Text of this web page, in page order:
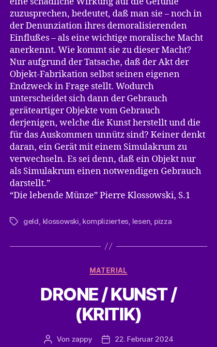
zuzusprechen, bedeutet, daß man sie – noch in
der Denunziation ihres demoralisierenden
Einflußes – als eine wichtige moralische Macht
anerkennt. Wie kommt sie zu dieser Macht?
Nur aufgrund der Tatsache, daß der Akt der
Objekt-Fabrikation selbst seinen eigenen
Endzweck in Frage stellt. Wodurch
unterscheidet sich dann der Gebrauch
geräteartiger Objekte vom Gebrauch
derjenigen, welche die Kunst herstellt und die
für das Auskommen unnütz sind? Keiner denkt
daran, ein Gerät mit einem Simulakrum zu
verwechseln. Es sei denn, daß ein Objekt nur
als Simulakrum einen notwendigen Gebrauch
darstellt.”
“Die lebende Münze” Pierre Klossowski, S.1
Schlagwörter
geld klossowski kompliziertes lesen pizza
Kategorien
MATERIAL
DRONE / KUNST /
(KRITIK)
Beitragsautor
Von zappy Veröffentlichungsdatum
22. Februar 2024